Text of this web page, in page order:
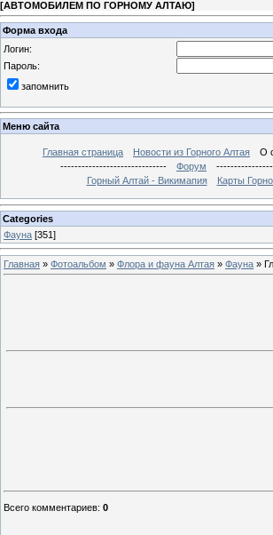
[АВТОМОБИЛЕМ ПО ГОРНОМУ АЛТАЮ]
Форма входа
Логин:
Пароль:
запомнить
Меню сайта
Главная страница Новости из Горного Алтая О
------------------------------
Форум
Горный Алтай - Викимапия
Карты
Categories
Фауна [351]
Главная » Фотоальбом » Флора и фауна Алтая » Фауна »
Всего комментариев: 0